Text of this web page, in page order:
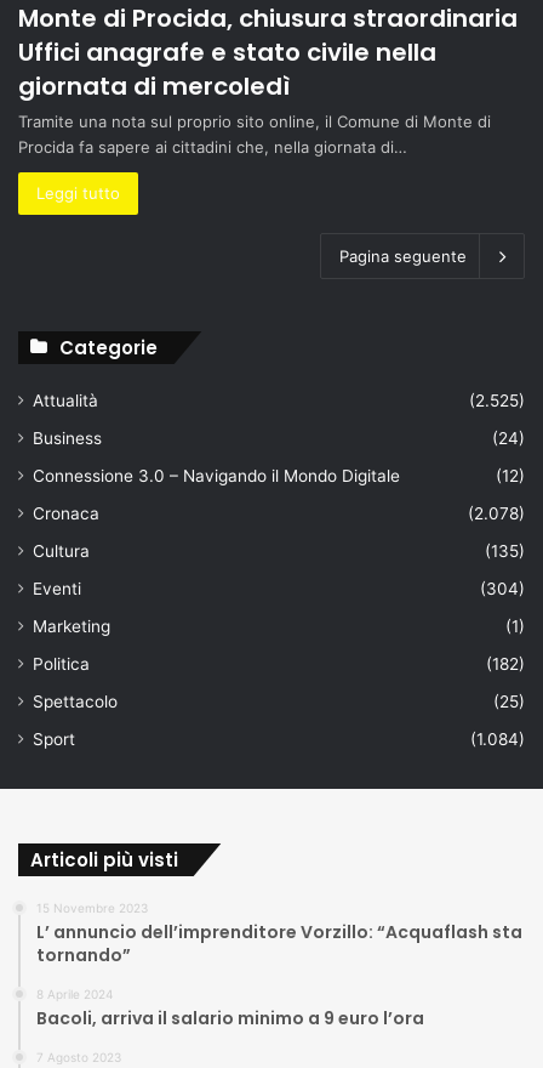
Monte di Procida, chiusura straordinaria
Uffici anagrafe e stato civile nella
giornata di mercoledì
Tramite una nota sul proprio sito online, il Comune di Monte di
Procida fa sapere ai cittadini che, nella giornata di…
Leggi tutto
Pagina seguente
Categorie
Attualità
(2.525)
Business
(24)
Connessione 3.0 – Navigando il Mondo Digitale
(12)
Cronaca
(2.078)
Cultura
(135)
Eventi
(304)
Marketing
(1)
Politica
(182)
Spettacolo
(25)
Sport
(1.084)
Articoli più visti
15 Novembre 2023
L’ annuncio dell’imprenditore Vorzillo: “Acquaflash sta
tornando”
8 Aprile 2024
Bacoli, arriva il salario minimo a 9 euro l’ora
7 Agosto 2023